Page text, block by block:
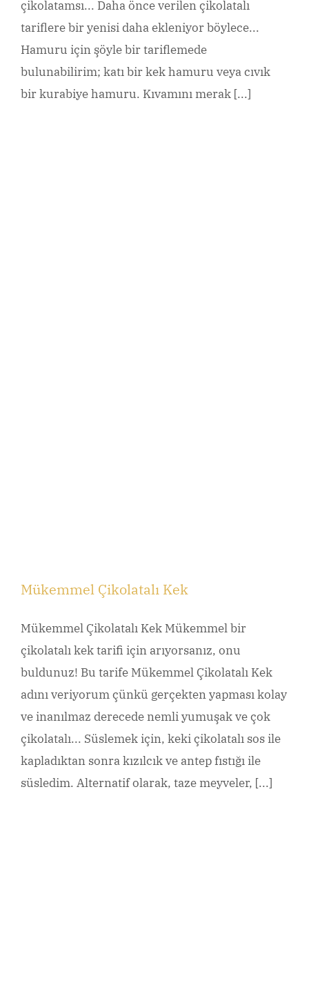
çikolatamsı... Daha önce verilen çikolatalı
tariflere bir yenisi daha ekleniyor böylece...
Hamuru için şöyle bir tariflemede
bulunabilirim; katı bir kek hamuru veya cıvık
bir kurabiye hamuru. Kıvamını merak [...]
Mükemmel Çikolatalı Kek
Mükemmel Çikolatalı Kek Mükemmel bir
çikolatalı kek tarifi için arıyorsanız, onu
buldunuz! Bu tarife Mükemmel Çikolatalı Kek
adını veriyorum çünkü gerçekten yapması kolay
ve inanılmaz derecede nemli yumuşak ve çok
çikolatalı... Süslemek için, keki çikolatalı sos ile
kapladıktan sonra kızılcık ve antep fıstığı ile
süsledim. Alternatif olarak, taze meyveler, [...]